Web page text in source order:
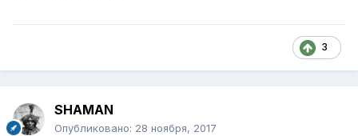
3
SHAMAN
Опубликовано: 28 ноября, 2017